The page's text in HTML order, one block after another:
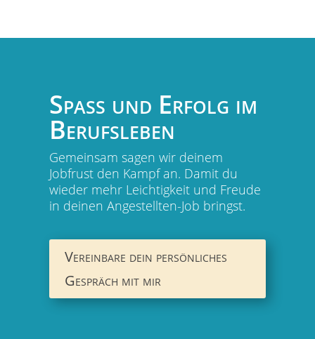
Spaß und Erfolg im
Berufsleben
Gemeinsam sagen wir deinem
Jobfrust den Kampf an. Damit du
wieder mehr Leichtigkeit und Freude
in deinen Angestellten-Job bringst.
Vereinbare dein persönliches
Gespräch mit mir